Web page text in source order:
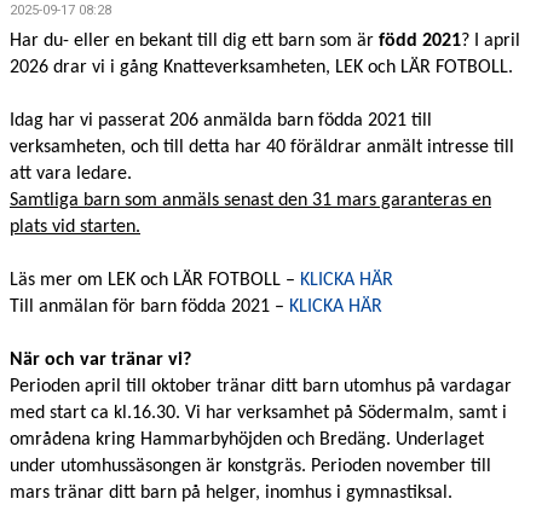
2025-09-17 08:28
Har du- eller en bekant till dig ett barn som är född 2021? I april
2026 drar vi i gång Knatteverksamheten, LEK och LÄR FOTBOLL.
Idag har vi passerat 206 anmälda barn födda 2021 till
verksamheten, och till detta har 40 föräldrar anmält intresse till
att vara ledare.
Samtliga barn som anmäls senast den 31 mars garanteras en
plats vid starten.
Läs mer om LEK och LÄR FOTBOLL – KLICKA HÄR
Till anmälan för barn födda 2021 – KLICKA HÄR
När och var tränar vi?
Perioden april till oktober tränar ditt barn utomhus på vardagar
med start ca kl.16.30. Vi har verksamhet på Södermalm, samt i
områdena kring Hammarbyhöjden och Bredäng. Underlaget
under utomhussäsongen är konstgräs. Perioden november till
mars tränar ditt barn på helger, inomhus i gymnastiksal.